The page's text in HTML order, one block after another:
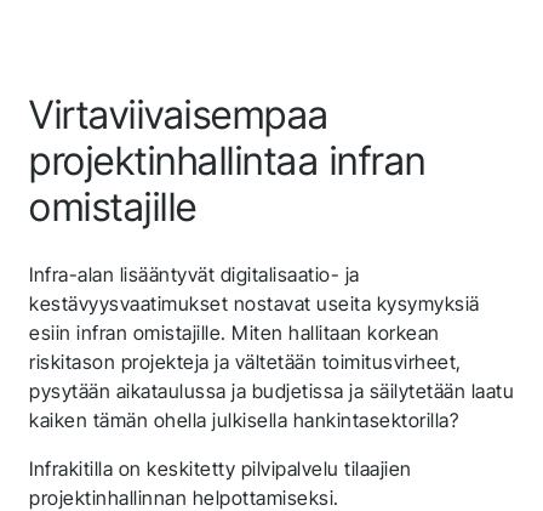
Virtaviivaisempaa
projektinhallintaa infran
omistajille
Infra-alan lisääntyvät digitalisaatio- ja
kestävyysvaatimukset nostavat useita kysymyksiä
esiin infran omistajille. Miten hallitaan korkean
riskitason projekteja ja vältetään toimitusvirheet,
pysytään aikataulussa ja budjetissa ja säilytetään laatu
kaiken tämän ohella julkisella hankintasektorilla?
Infrakitilla on keskitetty pilvipalvelu tilaajien
projektinhallinnan helpottamiseksi.